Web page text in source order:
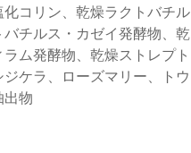
コリン、乾燥ラクトバチル
チルス・カゼイ発酵物、乾
ム発酵物、乾燥ストレプト
ケラ、ローズマリー、トウ
出物